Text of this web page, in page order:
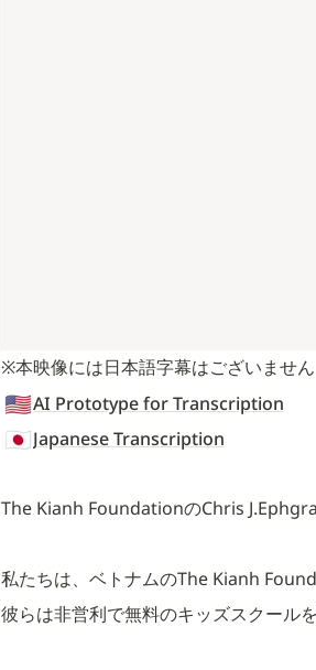
※本映像には日本語字幕はございませ
🇺🇸AI Prototype for Transcription
🇯🇵Japanese Transcription
The Kianh FoundationのChris
私たちは、ベトナムのThe Kianh
彼らは非営利で無料のキッズスクール